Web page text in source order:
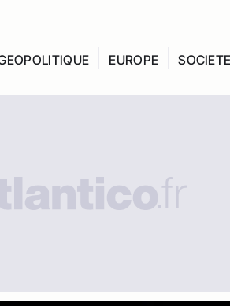
EUROPE SOCIETE